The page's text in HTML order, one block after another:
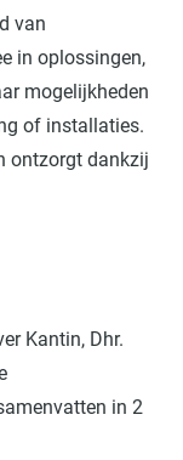
van
in oplossingen,
mogelijkheden
of installaties.
ontzorgt dankzij
Kantin, Dhr.
in 2